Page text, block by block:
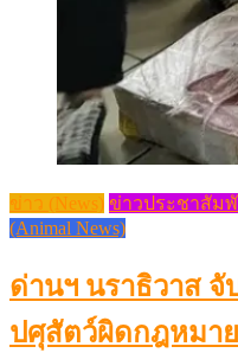
ข่าว (News) ข่าวประชาสัมพั
(Animal News)
ด่านฯ นราธิวาส
ปศุสัตว์ผิดกฎหมาย